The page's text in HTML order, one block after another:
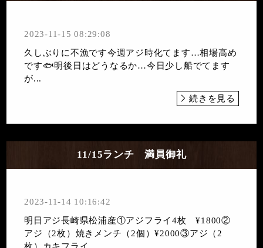
2023-11-15 08:29:08
久しぶりに不漁です今週アジ時化てます…相場高め
です🐟明後日はどうなるか…今日少し船でてます
が...
続きを見る
11/15ランチ 満員御礼
2023-11-14 10:16:42
明日アジ長崎県松浦産①アジフライ4枚 ¥1800②
アジ（2枚）焼きメンチ（2個）¥2000③アジ（2
枚）カキフライ...